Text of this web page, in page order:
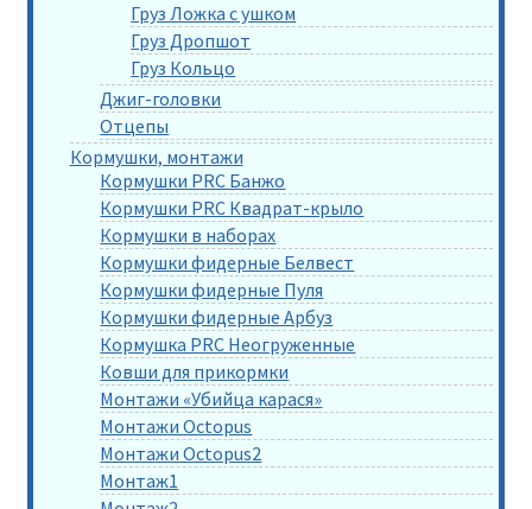
Груз Ложка с ушком
Груз Дропшот
Груз Кольцо
Джиг-головки
Отцепы
Кормушки, монтажи
Кормушки PRC Банжо
Кормушки PRC Квадрат-крыло
Кормушки в наборах
Кормушки фидерные Белвест
Кормушки фидерные Пуля
Кормушки фидерные Арбуз
Кормушка PRC Неогруженные
Ковши для прикормки
Монтажи «Убийца карася»
Монтажи Octopus
Монтажи Octopus2
Монтаж1